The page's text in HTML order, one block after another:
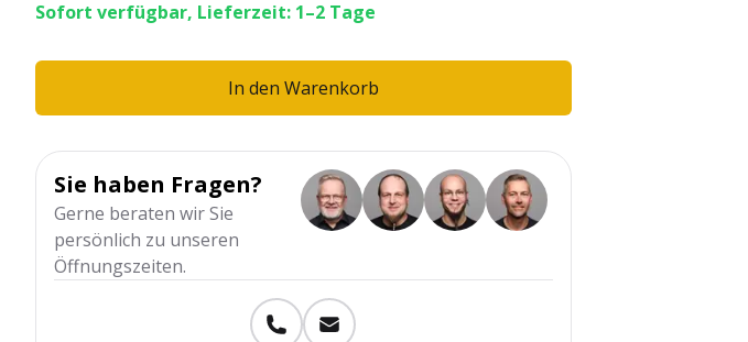
Sofort verfügbar, Lieferzeit: 1–2 Tage
In den Warenkorb
Sie haben Fragen?
Gerne beraten wir Sie
persönlich zu unseren
Öffnungszeiten.